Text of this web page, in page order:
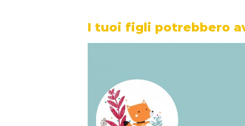
I tuoi figli potrebbero